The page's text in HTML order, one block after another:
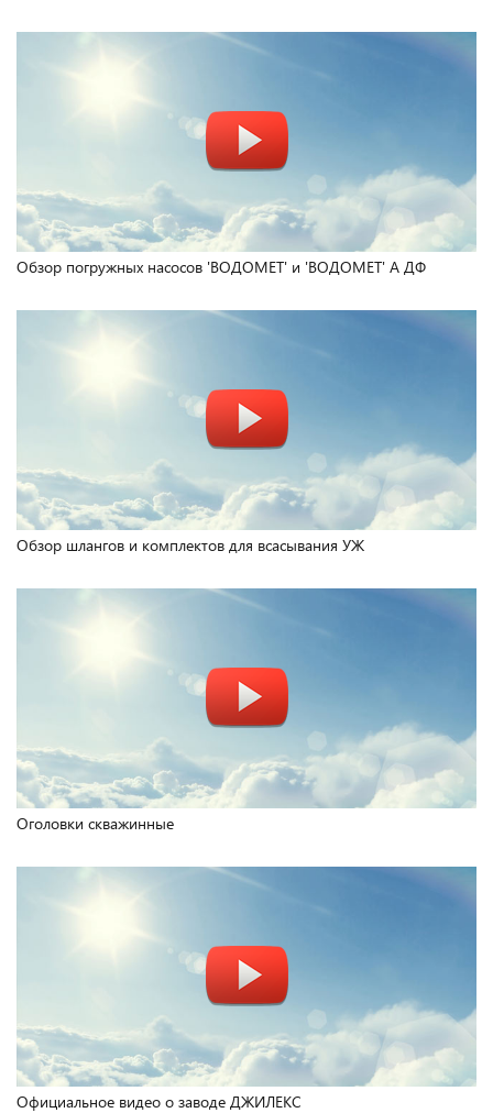
Обзор погружных насосов 'ВОДОМЕТ' и 'ВОДОМЕТ' А ДФ
Обзор шлангов и комплектов для всасывания УЖ
Оголовки скважинные
Официальное видео о заводе ДЖИЛЕКС